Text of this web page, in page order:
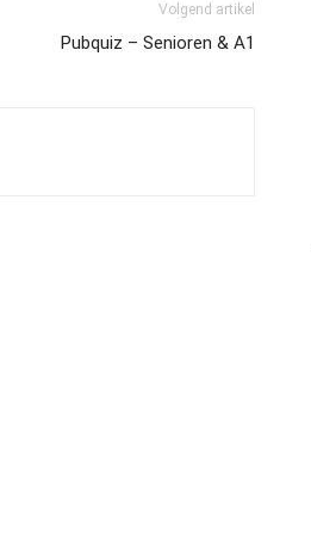
Volgend artikel
Pubquiz – Senioren & A1